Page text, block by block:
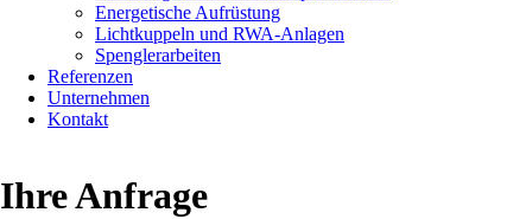
Energetische Aufrüstung
Lichtkuppeln und RWA-Anlagen
Spenglerarbeiten
Referenzen
Unternehmen
Kontakt
Ihre Anfrage